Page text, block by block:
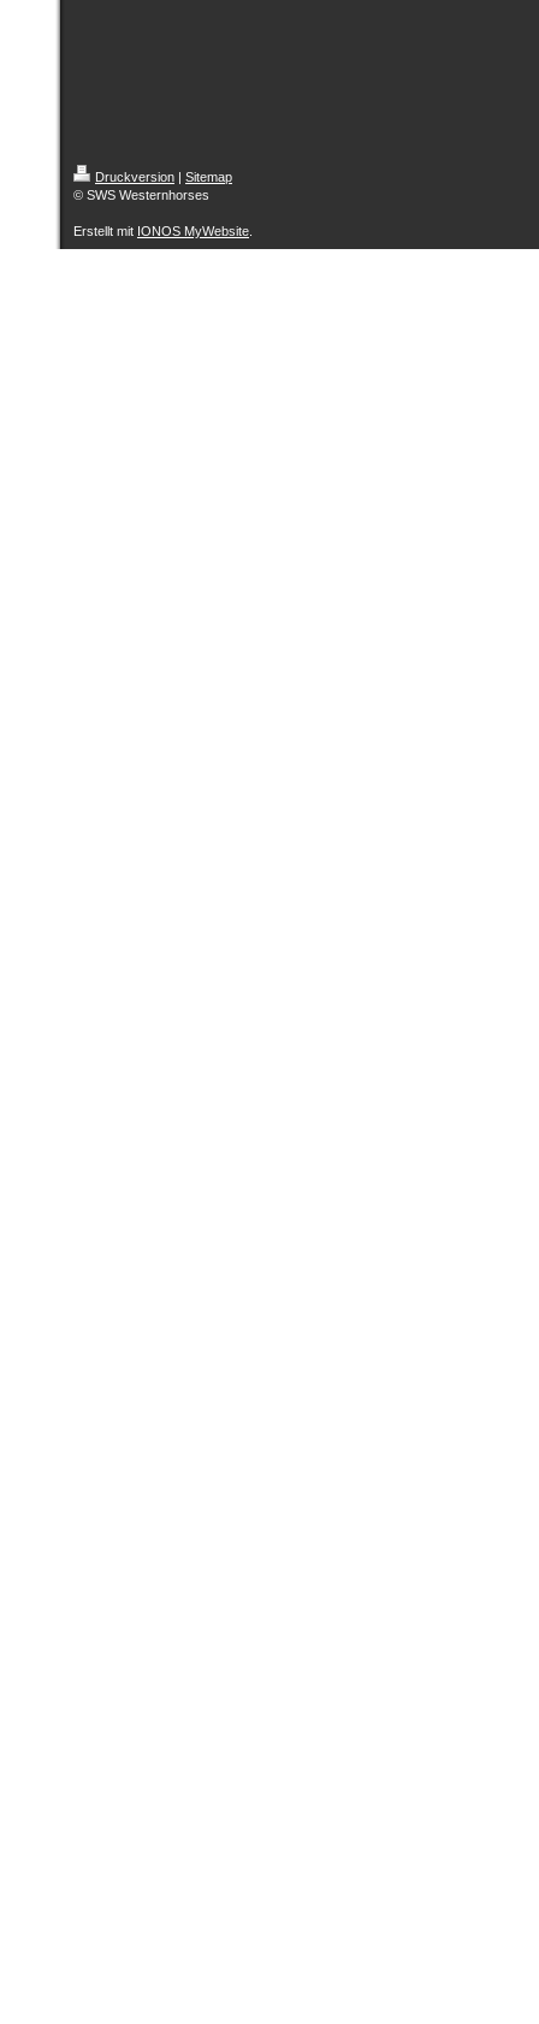
Druckversion | Sitemap
© SWS Westernhorses
Erstellt mit IONOS MyWebsite